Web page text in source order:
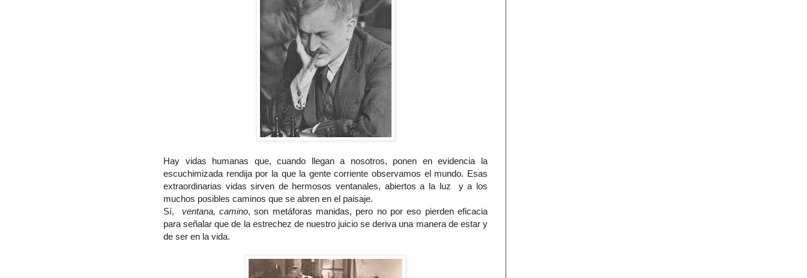
Hay vidas humanas que, cuando llegan a nosotros, ponen en evidencia la
escuchimizada rendija por la que la gente corriente observamos el mundo. Esas
extraordinarias vidas sirven de hermosos ventanales, abiertos a la luz y a los
muchos posibles caminos que se abren en el paisaje.
Sí,
ventana, camino, son metáforas manidas, pero no por eso pierden eficacia
para señalar que de la estrechez de nuestro juicio se deriva una manera de estar y
de ser en la vida.